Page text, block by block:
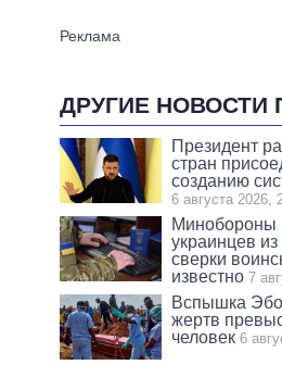
ДРУГИЕ НОВОСТИ
Президент
стран
созданию
6 августа 2026,
Минобороны
украинцев
сверки
известно 7
Вспышка
жертв
человек 6